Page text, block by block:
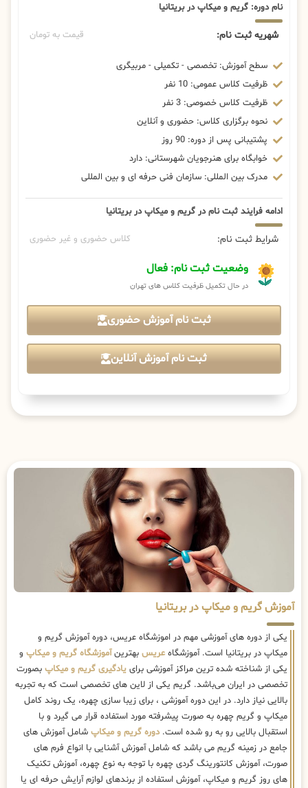
نام دوره: گریم و میکاپ در بریتانیا
شهریه ثبت نام: قیمت به تومان
سطح آموزش: تخصصی - تکمیلی - مربیگری
ظرفیت کلاس عمومی: 10 نفر
ظرفیت کلاس خصوصی: 3 نفر
نحوه برگزاری کلاس: حضوری و آنلاین
پشتیبانی پس از دوره: 90 روز
خوابگاه برای هنرجویان شهرستانی: دارد
مدرک بین المللی: سازمان فنی حرفه ای و بین المللی
ادامه فرایند ثبت نام در گریم و میکاپ در بریتانیا
شرایط ثبت نام: کلاس حضوری و غیر حضوری
وضعیت ثبت نام: فعال
در حال تکمیل ظرفیت کلاس های تهران
ثبت نام آموزش حضوری
ثبت نام آموزش آنلاین
آموزش گریم و میکاپ در بریتانیا
یکی از دوره های آموزشی مهم در اموزشگاه عریس، دوره آموزش گریم و
میکاپ در بریتانیا است. آموزشگاه عریس بهترینآموزشگاه گریم و میکاپ و
یکی از شناخته شده ترین مراکز آموزشی برای یادگیری گریم و میکاپ بصورت
تخصصی در ایران می‌باشد. گریم یکی از لاین های تخصصی است که به تجربه
بالایی نیاز دارد. در این دوره آموزشی ، برای زیبا سازی چهره، یک روند کامل
میکاپ و گریم چهره به صورت پیشرفته مورد استفاده قرار می گیرد و با
استقبال بالایی رو به رو شده است.دوره گریم و میکاپ شامل آموزش های
جامع در زمینه گریم می باشد که شامل آموزش آشنایی با انواع فرم های
صورت، آموزش کانتورینگ گردی چهره با توجه به نوع چهره، آموزش تکنیک
های روز گریم و میکاپ، آموزش استفاده از برندهای لوازم آرایش حرفه ای یا